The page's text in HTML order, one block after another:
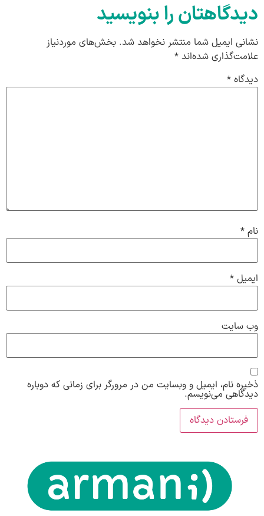
دیدگاهتان را بنویسید
نشانی ایمیل شما منتشر نخواهد شد. بخش‌های موردنیاز
علامت‌گذاری شده‌اند *
دیدگاه *
نام *
ایمیل *
وب‌ سایت
ذخیره نام، ایمیل و وبسایت من در مرورگر برای زمانی که دوباره
دیدگاهی می‌نویسم.